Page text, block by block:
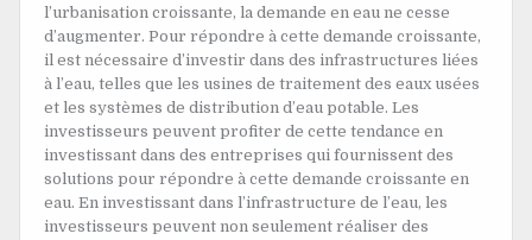
l’urbanisation croissante, la demande en eau ne cesse
d’augmenter. Pour répondre à cette demande croissante,
il est nécessaire d’investir dans des infrastructures liées
à l’eau, telles que les usines de traitement des eaux usées
et les systèmes de distribution d’eau potable. Les
investisseurs peuvent profiter de cette tendance en
investissant dans des entreprises qui fournissent des
solutions pour répondre à cette demande croissante en
eau. En investissant dans l’infrastructure de l’eau, les
investisseurs peuvent non seulement réaliser des